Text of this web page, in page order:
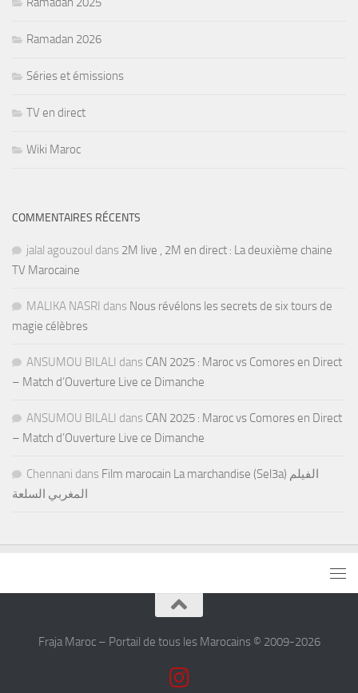
Ramadan 2026
Séries et émissions
TV en direct
Wiki Maroc
COMMENTAIRES RÉCENTS
jalal agouzoul dans 2M live , 2M en direct : La deuxième chaine
TV Marocaine
MALIKA NASRI dans Nous révélons les secrets de six tours de
magie célèbres
ANSUMOU BILALI dans CAN 2025 : Maroc vs Comores en Direct
– Match d’Ouverture Live ce Dimanche
ANSUMOU BILALI dans CAN 2025 : Maroc vs Comores en Direct
– Match d’Ouverture Live ce Dimanche
Chennani dans Film marocain La marchandise (Sel3a) الفيلم
المغربي السلعة
Fraja Maroc – Portail de tous les Marocains © 2009-2026